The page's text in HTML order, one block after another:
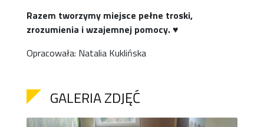
Razem tworzymy miejsce pełne troski,
zrozumienia i wzajemnej pomocy.♥
Opracowała: Natalia Kuklińska
GALERIA ZDJĘĆ